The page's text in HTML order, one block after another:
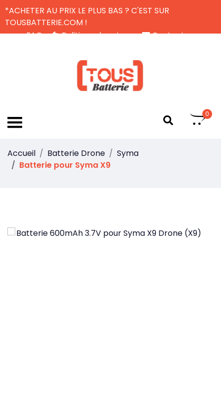
*ACHETER AU PRIX LE PLUS BAS ? C'EST SUR
TOUSBATTERIE.COM !
FAQ
Politique de retour
Contactez-nous
0
Accueil Batterie Drone
Syma
Batterie pour Syma X9